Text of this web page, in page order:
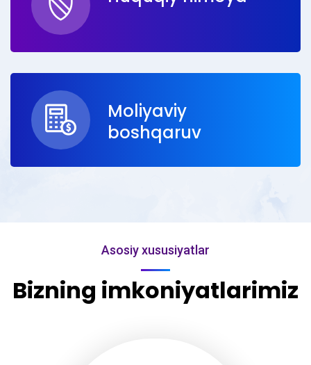
Moliyaviy
boshqaruv
Asosiy xususiyatlar
Bizning imkoniyatlarimiz